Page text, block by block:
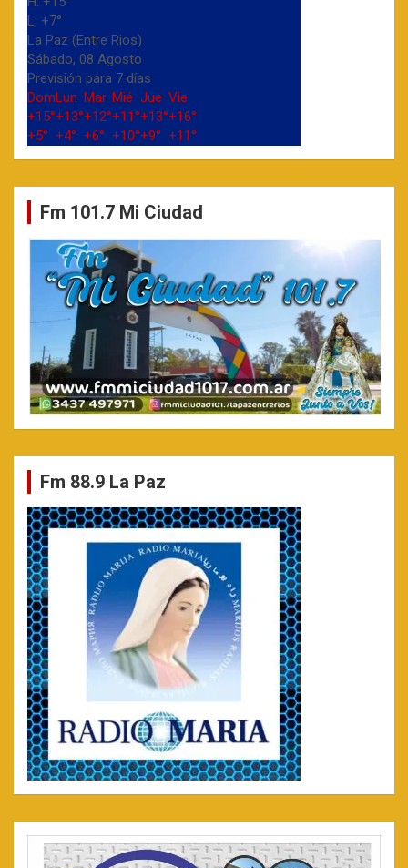
L: +7°
La Paz (Entre Rios)
Sábado, 08 Agosto
Previsión para 7 días
DomLun Mar Mié Jue Vie
+15°+13°+12°+11°+13°+16°
+5° +4° +6° +10°+9° +11°
Fm 101.7 Mi Ciudad
Fm 88.9 La Paz